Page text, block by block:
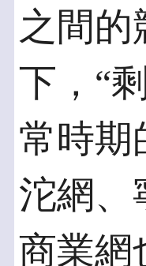
之間
下，“
常時期
沱網、
商業網